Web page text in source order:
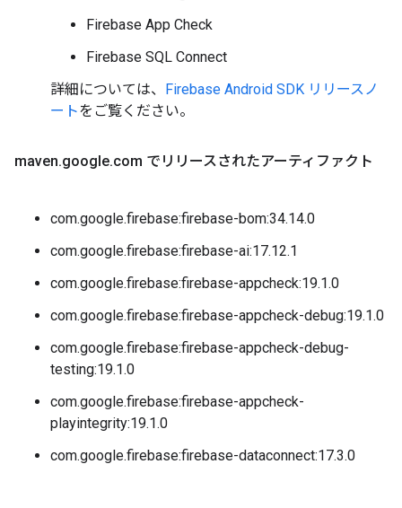
Firebase App Check
Firebase SQL Connect
詳細については、 Firebase Android SDK リリースノ
ートをご覧ください。
maven.google.com でリリースされたアーティファクト
com.google.firebase:firebase-bom:34.14.0
com.google.firebase:firebase-ai:17.12.1
com.google.firebase:firebase-appcheck:19.1.0
com.google.firebase:firebase-appcheck-debug:19.1.0
com.google.firebase:firebase-appcheck-debug-
testing:19.1.0
com.google.firebase:firebase-appcheck-
playintegrity:19.1.0
com.google.firebase:firebase-dataconnect:17.3.0